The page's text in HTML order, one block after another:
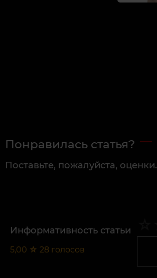
Понравилась статья?
Поставьте, пожалуйста, оценки.
Информативность статьи
5,00 ☆ 28 голосов